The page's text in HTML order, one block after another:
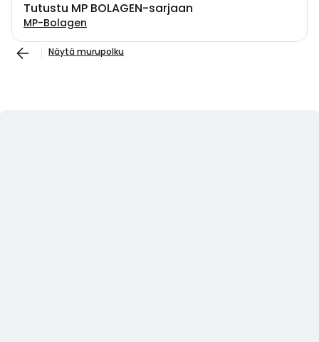
Tutustu MP BOLAGEN-sarjaan
MP-Bolagen
Näytä murupolku